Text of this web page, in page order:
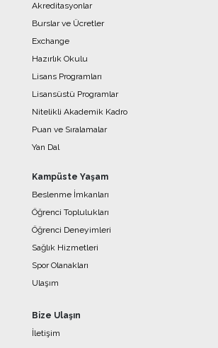
Akreditasyonlar
Burslar ve Ücretler
Exchange
Hazırlık Okulu
Lisans Programları
Lisansüstü Programlar
Nitelikli Akademik Kadro
Puan ve Sıralamalar
Yan Dal
Kampüste Yaşam
Beslenme İmkanları
Öğrenci Toplulukları
Öğrenci Deneyimleri
Sağlık Hizmetleri
Spor Olanakları
Ulaşım
Bize Ulaşın
İletişim